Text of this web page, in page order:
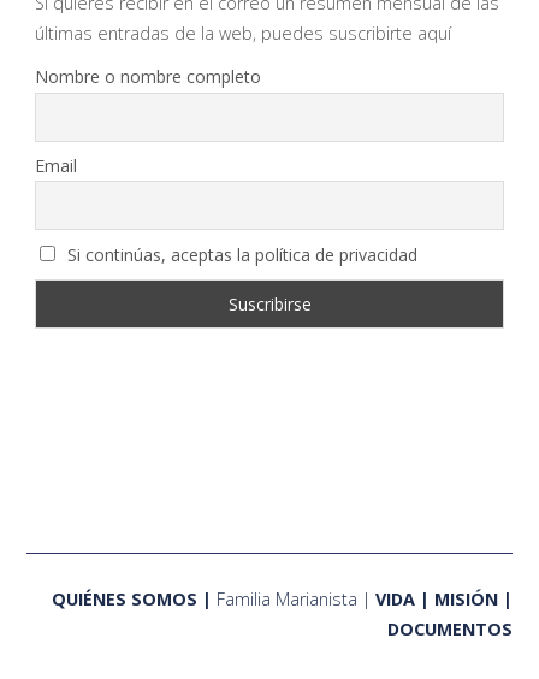
últimas entradas de la web, puedes suscribirte aquí
Nombre o nombre completo
Email
Si continúas, aceptas la política de privacidad
QUIÉNES SOMOS Familia Marianista VIDA
MISIÓN
DOCUMENTOS